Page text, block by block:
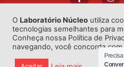
Trabalhe Conosco
O Laboratório Núcleo utiliza
tecnologias semelhantes para
Conheça nossa Política de
navegando, você concorda